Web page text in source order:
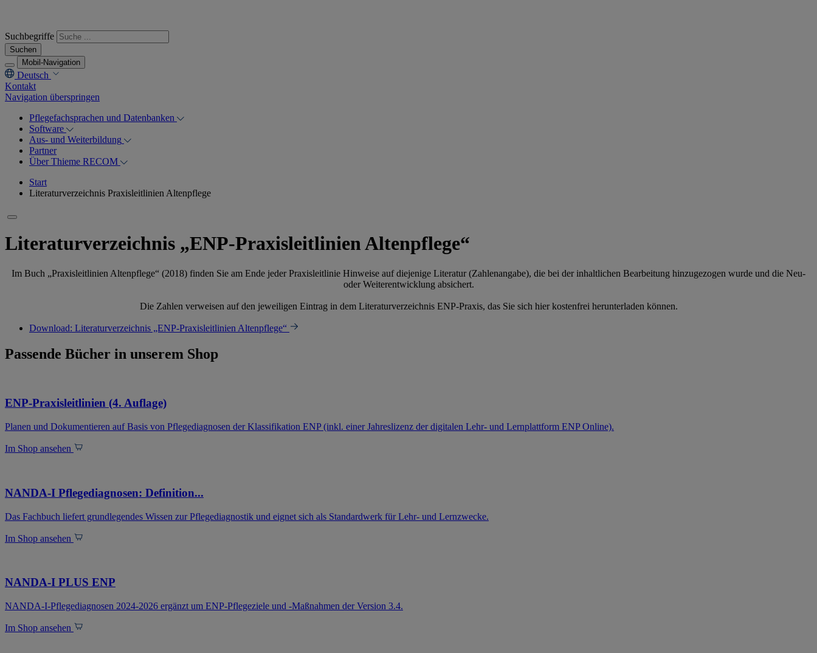
Suchbegriffe
Suchen
Mobil-Navigation
Deutsch
Kontakt
Navigation überspringen
Pflegefachsprachen und Datenbanken
Software
Aus- und Weiterbildung
Partner
Über Thieme RECOM
Start
Literaturverzeichnis Praxisleitlinien Altenpflege
Literaturverzeichnis „ENP-Praxisleitlinien Altenpflege“
Im Buch „Praxisleitlinien Altenpflege“ (2018) fin­den Sie am Ende jeder Praxisleitlinie Hinweise auf diejenige Literatur (Zahlenangabe), die bei der inhaltlichen Bear­beitung hinzugezogen wurde und die Neu-
oder Weiterentwicklung absichert.
Die Zahlen verweisen auf den jeweiligen Eintrag in dem Literaturverzeichnis ENP-Praxis, das Sie sich hier kostenfrei herunterladen können.
Download: Literaturverzeichnis „ENP-Praxisleitlinien Altenpflege“
Passende Bücher in unserem Shop
ENP-Praxisleitlinien (4. Auflage)
Planen und Dokumentieren auf Basis von Pflegediagnosen der Klassifikation ENP (inkl. einer Jahreslizenz der digitalen Lehr- und Lernplattform ENP Online).
Im Shop ansehen
NANDA-I Pflegediagnosen: Definition...
Das Fachbuch liefert grundlegendes Wissen zur Pflegediagnostik und eignet sich als Standardwerk für Lehr- und Lernzwecke.
Im Shop ansehen
NANDA-I PLUS ENP
NANDA-I-Pflegediagnosen 2024-2026 ergänzt um ENP-Pflegeziele und -Maßnahmen der Version 3.4.
Im Shop ansehen